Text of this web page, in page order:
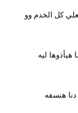
كل الخدم وو
ليه
هنسفه